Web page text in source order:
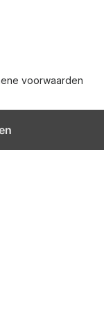
voorwaarden